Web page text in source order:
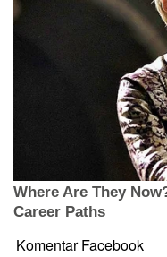
Komentar Facebook